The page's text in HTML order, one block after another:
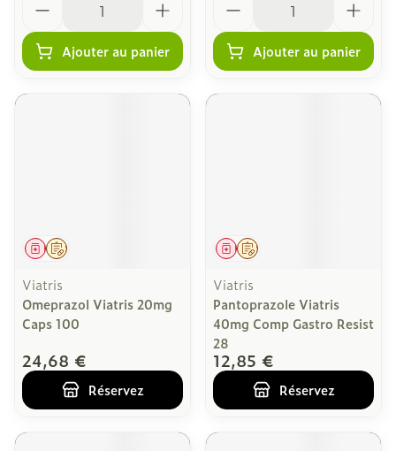
Ajouter au panier Ajouter au panier
Sur prescription
Médicament
Viatris
Omeprazol Viatris 20mg
Caps 100
24,68 €
Réservez
Sur prescription
Médicament
Viatris
Pantoprazole Viatris
40mg Comp Gastro Resist
28
12,85 €
Réservez